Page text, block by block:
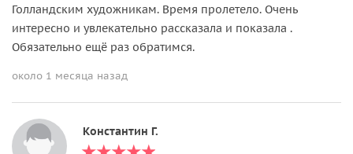
Голландским художникам. Время пролетело. Очень
интересно и увлекательно рассказала и показала .
Обязательно ещё раз обратимся.
около 1 месяца назад
Константин Г.